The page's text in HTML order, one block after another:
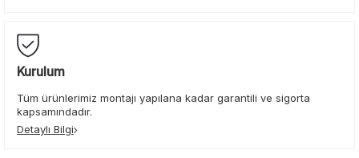
Kurulum
Tüm ürünlerimiz montajı yapılana kadar garantili ve sigorta
kapsamındadır.
Detaylı Bilgi